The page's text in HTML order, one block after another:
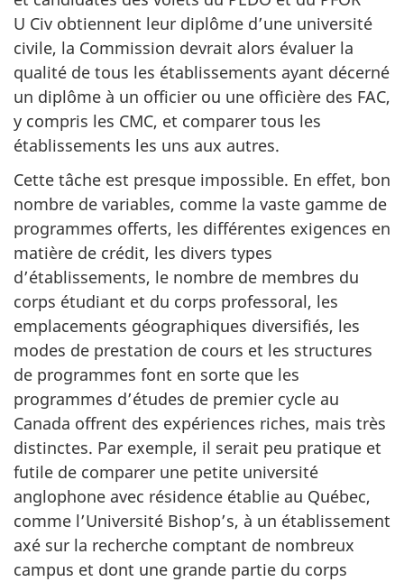
U Civ obtiennent leur diplôme d’une université
civile, la Commission devrait alors évaluer la
qualité de tous les établissements ayant décerné
un diplôme à un officier ou une officière des FAC,
y compris les CMC, et comparer tous les
établissements les uns aux autres.
Cette tâche est presque impossible. En effet, bon
nombre de variables, comme la vaste gamme de
programmes offerts, les différentes exigences en
matière de crédit, les divers types
d’établissements, le nombre de membres du
corps étudiant et du corps professoral, les
emplacements géographiques diversifiés, les
modes de prestation de cours et les structures
de programmes font en sorte que les
programmes d’études de premier cycle au
Canada offrent des expériences riches, mais très
distinctes. Par exemple, il serait peu pratique et
futile de comparer une petite université
anglophone avec résidence établie au Québec,
comme l’Université Bishop’s, à un établissement
axé sur la recherche comptant de nombreux
campus et dont une grande partie du corps